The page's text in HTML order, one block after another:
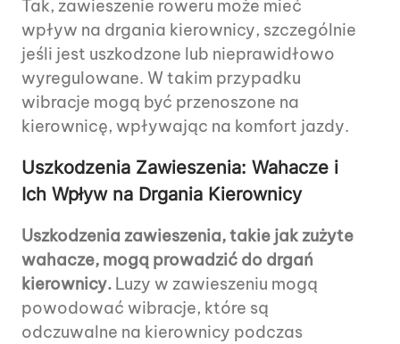
Tak, zawieszenie roweru może mieć
wpływ na drgania kierownicy, szczególnie
jeśli jest uszkodzone lub nieprawidłowo
wyregulowane. W takim przypadku
wibracje mogą być przenoszone na
kierownicę, wpływając na komfort jazdy.
Uszkodzenia Zawieszenia: Wahacze i
Ich Wpływ na Drgania Kierownicy
Uszkodzenia zawieszenia, takie jak zużyte
wahacze, mogą prowadzić do drgań
kierownicy. Luzy w zawieszeniu mogą
powodować wibracje, które są
odczuwalne na kierownicy podczas